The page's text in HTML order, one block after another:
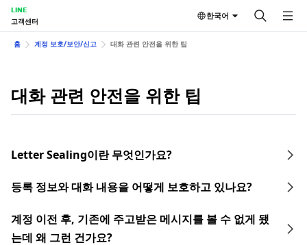
LINE
고객센터
한국어
홈 계정 보호/보안/신고 대화 관련 안전을 위한 팁
대화 관련 안전을 위한 팁
Letter Sealing이란 무엇인가요?
등록 정보와 대화 내용을 어떻게 보호하고 있나요?
계정 이전 후, 기존에 주고받은 메시지를 볼 수 없게 됐
는데 왜 그런 건가요?